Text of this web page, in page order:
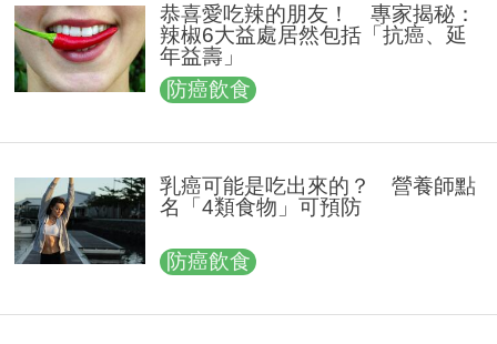
恭喜愛吃辣的朋友！ 專家揭秘：
辣椒6大益處居然包括「抗癌、延
年益壽」
防癌飲食
乳癌可能是吃出來的？ 營養師點
名「4類食物」可預防
防癌飲食